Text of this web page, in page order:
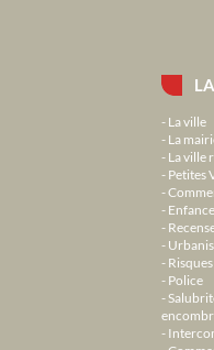
La ville
La
La ville
Petites
Police